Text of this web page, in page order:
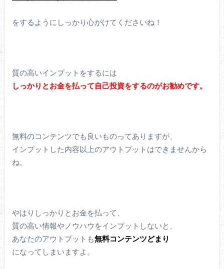
をするようにしっかり心がけてくださいね！
質の高いインプットをするには
しっかりとお金を払って自己投資をするのがお勧めです。
無料のコンテンツでも良いものってありますが、
インプットした内容以上のアウトプットはできませんから
ね。
やはりしっかりとお金を払って、
質の高い情報やノウハウをインプットしないと、
あなたのアウトプットも無料コンテンツどまり
になってしまいますよ。